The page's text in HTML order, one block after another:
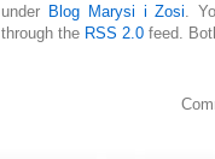
under Blog Marysi i Zosi .
through the RSS 2.0 feed.